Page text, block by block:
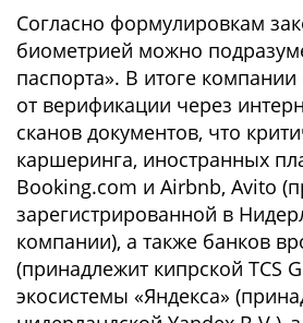
Согласно формулировкам
биометрией можно
паспорта». В итоге компании
от верификации через
сканов документов, что
каршеринга, иностранных
Booking.com и Airbnb, Avito
зарегистрированной в
компании), а также банков
(принадлежит кипрской TCS
экосистемы «Яндекса»